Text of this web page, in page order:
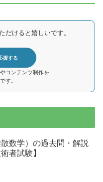
だけると嬉しいです。
コンテンツ制作を
す。
数学）の過去問・解説
者試験】